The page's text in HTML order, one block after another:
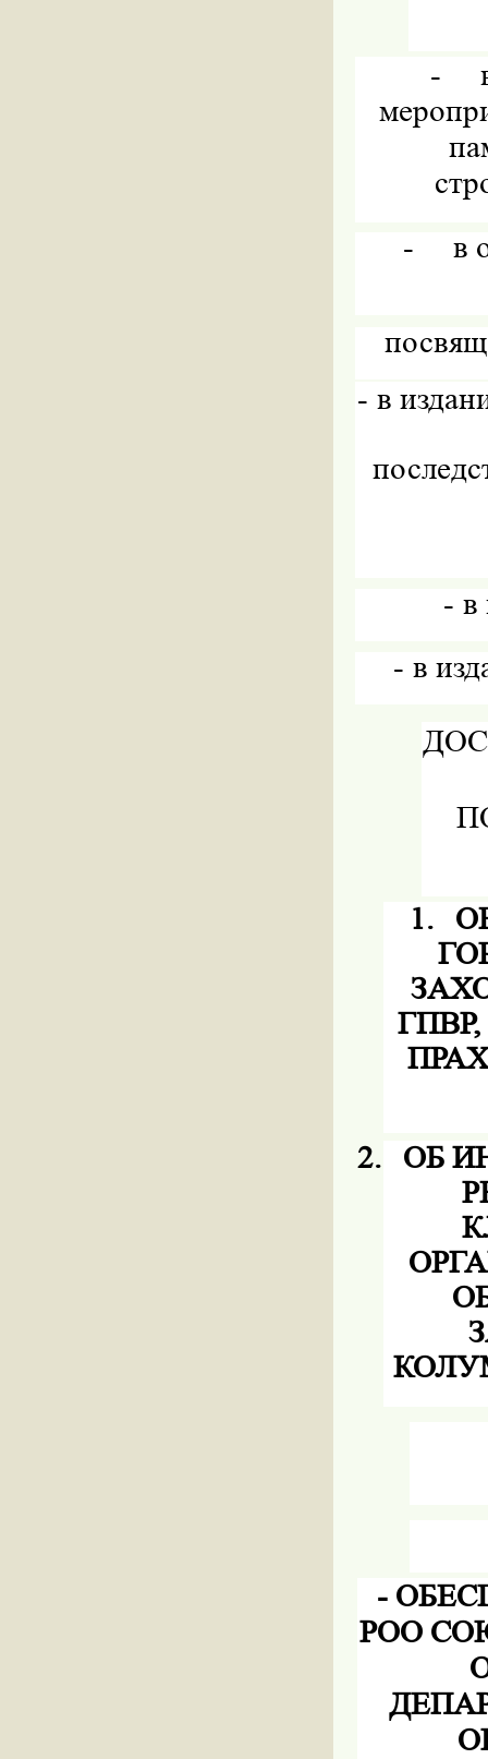
-
-
в
- в
- в
- в
1.
2.
ОБ
-
РОО